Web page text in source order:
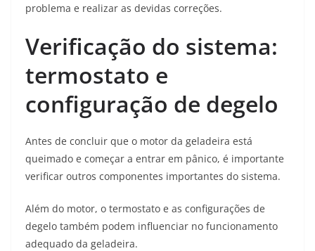
problema e realizar as devidas correções.
Verificação do sistema:
termostato e
configuração de degelo
Antes de concluir que o motor da geladeira está
queimado e começar a entrar em pânico, é importante
verificar outros componentes importantes do sistema.
Além do motor, o termostato e as configurações de
degelo também podem influenciar no funcionamento
adequado da geladeira.